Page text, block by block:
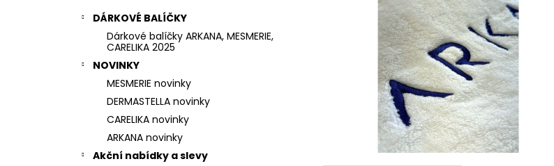
DÁRKOVÉ BALÍČKY
Dárkové balíčky ARKANA, MESMERIE,
CARELIKA 2025
NOVINKY
MESMERIE novinky
DERMASTELLA novinky
CARELIKA novinky
ARKANA novinky
Akční nabídky a slevy
Doporučujeme